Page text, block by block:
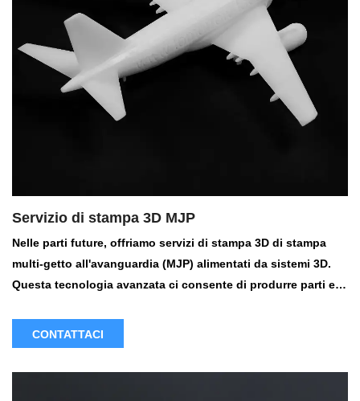
Servizio di stampa 3D MJP
Nelle parti future, offriamo servizi di stampa 3D di stampa
multi-getto all'avanguardia (MJP) alimentati da sistemi 3D.
Questa tecnologia avanzata ci consente di produrre parti e
CONTATTACI